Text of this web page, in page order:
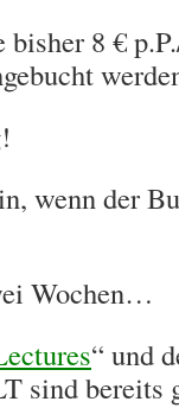
8 €
wenn der
Wochen…
“ und
sind bereits